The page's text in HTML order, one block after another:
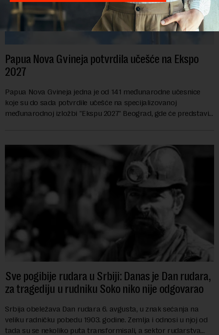
Papua Nova Gvineja potvrdila učešće na Ekspo
2027
Papua Nova Gvineja jedna je od 141 međunarodne učesnice
koje su do sada potvrdile učešće na specijalizovanoj
međunarodnoj izložbi "Ekspu 2027" Beograd, gde će predstaviti
Sve pogibije rudara u Srbiji: Danas je Dan rudara,
za tragediju u rudniku Soko niko nije odgovarao
Srbija obeležava Dan rudara 6. avgusta, u znak sećanja na
veliku radničku pobedu 1903. godine. Zemlja i odnosi u njoj od
tada su se nekoliko puta transformisali, a sektor rudarstva